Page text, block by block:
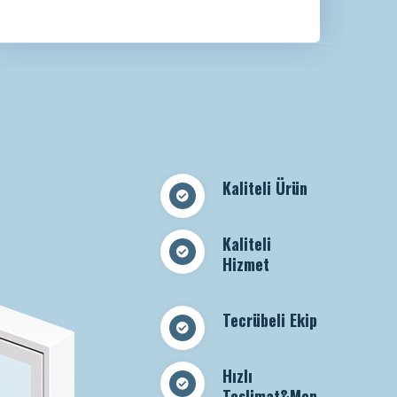
Kaliteli Ürün
Kaliteli
Hizmet
Tecrübeli Ekip
Hızlı